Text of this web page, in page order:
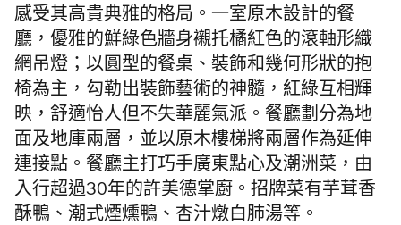
感受其高貴典雅的格局。 一室原木設計的餐
廳，優雅的鮮綠色牆身襯托橘紅色的滾軸形織
網吊燈； 以圓型的餐桌 、裝飾和幾何形狀的抱
椅為主，勾勒出裝飾藝術的神髓，紅綠互相輝
映，舒適怡人但不失華麗氣派。 餐廳劃分為地
面及地庫兩層，並以原木樓梯將兩層作為延伸
連接點。 餐廳主打巧手廣東點心及潮洲菜，由
入行超過30年的許美德掌廚。招牌菜有芋茸香
酥鴨、潮式煙燻鴨、杏汁燉白肺湯等。